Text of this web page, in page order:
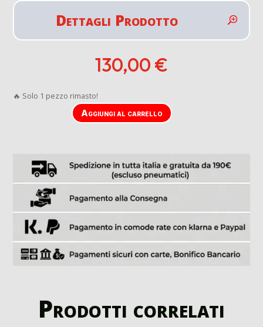
Dettagli Prodotto
130,00 €
🔥 Solo 1 pezzo rimasto!
Aggiungi al carrello
Prodotti correlati